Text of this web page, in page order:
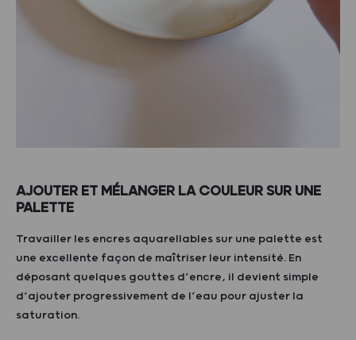
AJOUTER ET MÉLANGER LA COULEUR SUR UNE
PALETTE
Travailler les encres aquarellables sur une palette est
une excellente façon de maîtriser leur intensité. En
déposant quelques gouttes d’encre, il devient simple
d’ajouter progressivement de l’eau pour ajuster la
saturation.